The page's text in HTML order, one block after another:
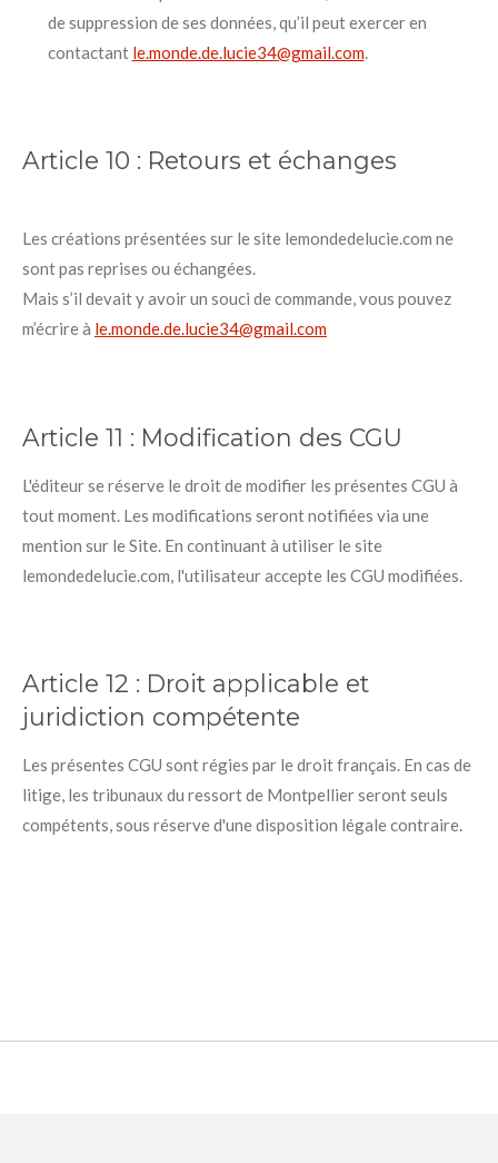
de suppression de ses données, qu’il peut exercer en
contactant le.monde.de.lucie34@gmail.com.
Article 10 : Retours et échanges
Les créations présentées sur le site lemondedelucie.com ne
sont pas reprises ou échangées.
Mais s’il devait y avoir un souci de commande, vous pouvez
m’écrire à le.monde.de.lucie34@gmail.com
Article 11 : Modification des CGU
L'éditeur se réserve le droit de modifier les présentes CGU à
tout moment. Les modifications seront notifiées via une
mention sur le Site. En continuant à utiliser le site
lemondedelucie.com, l'utilisateur accepte les CGU modifiées.
Article 12 : Droit applicable et
juridiction compétente
Les présentes CGU sont régies par le droit français. En cas de
litige, les tribunaux du ressort de Montpellier seront seuls
compétents, sous réserve d'une disposition légale contraire.